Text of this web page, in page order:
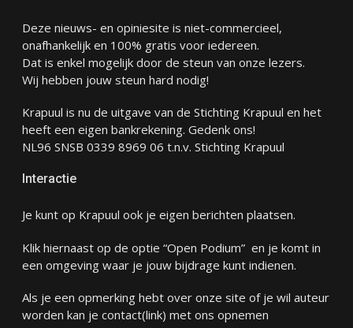
Deze nieuws- en opiniesite is niet-commercieel,
onafhankelijk en 100% gratis voor iedereen.
Dat is enkel mogelijk door de steun van onze lezers.
Wij hebben jouw steun hard nodig!
Krapuul is nu de uitgave van de Stichting Krapuul en het
heeft een eigen bankrekening. Gedenk ons!
NL96 SNSB 0339 8969 06 t.n.v. Stichting Krapuul
Interactie
Je kunt op Krapuul ook je eigen berichten plaatsen.
Klik hiernaast op de optie “Open Podium” en je komt in
een omgeving waar je jouw bijdrage kunt indienen.
Als je een opmerking hebt over onze site of je wil auteur
worden kan je contact(link) met ons opnemen